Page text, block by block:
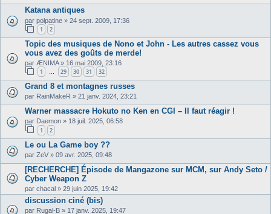
Katana antiques
par polpatine » 24 sept. 2009, 17:36
1 2
Topic des musiques de Nono et John - Les autres cassez vous
vous avez des goûts de merde!
par ÆNIMA» 16 mai 2009, 23:16
1 … 29 30 31 32
Grand 8 et montagnes russes
par RainMakeR » 21 janv. 2024, 23:21
Warner massacre Hokuto no Ken en CGI – Il faut réagir !
par Daemon » 18 juil. 2025, 06:58
1 2
Le ou La Game boy ??
par ZeV » 09 avr. 2025, 09:48
[RECHERCHE] Épisode de Mangazone sur MCM, sur Andy Seto /
Cyber Weapon Z
par chacal » 29 juin 2025, 19:42
discussion ciné (bis)
par Rugal-B » 17 janv. 2025, 19:47